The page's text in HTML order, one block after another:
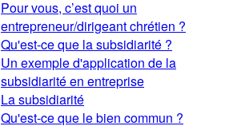
Pour vous, c’est quoi un
entrepreneur/dirigeant chrétien ?
Qu'est-ce que la subsidiarité ?
Un exemple d'application de la
subsidiarité en entreprise
La subsidiarité
Qu'est-ce que le bien commun ?